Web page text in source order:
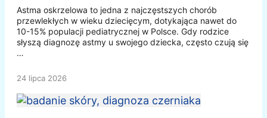
Astma oskrzelowa to jedna z najczęstszych chorób
przewlekłych w wieku dziecięcym, dotykająca nawet do
10-15% populacji pediatrycznej w Polsce. Gdy rodzice
słyszą diagnozę astmy u swojego dziecka, często czują się
…
24 lipca 2026